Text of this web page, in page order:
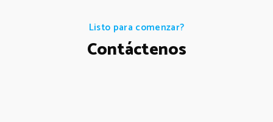
Listo para comenzar?
Contáctenos